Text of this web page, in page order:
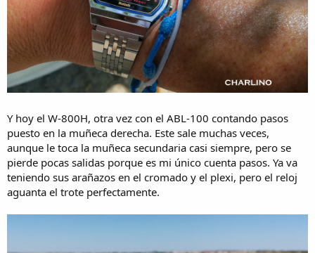
Y hoy el W-800H, otra vez con el ABL-100 contando pasos
puesto en la muñeca derecha. Este sale muchas veces,
aunque le toca la muñeca secundaria casi siempre, pero se
pierde pocas salidas porque es mi único cuenta pasos. Ya va
teniendo sus arañazos en el cromado y el plexi, pero el reloj
aguanta el trote perfectamente.